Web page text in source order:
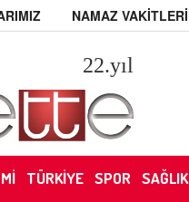
NAMAZ VAKİTLERİ
22.yıl
TÜRKİYE SPOR SAĞLIK